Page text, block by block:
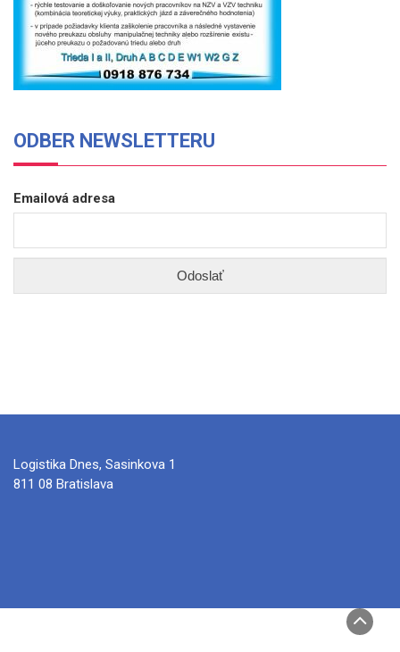
ODBER NEWSLETTERU
Emailová adresa
Logistika Dnes, Sasinkova 1
811 08 Bratislava